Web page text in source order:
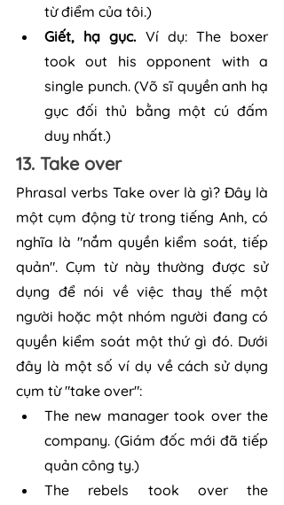
từ điểm của tôi.)
Giết, hạ gục. Ví dụ: The boxer
took out his opponent with a
single punch. (Võ sĩ quyền anh hạ
gục đối thủ bằng một cú đấm
duy nhất.)
13. Take over
Phrasal verbs Take over là gì? Đây là
một cụm động từ trong tiếng Anh, có
nghĩa là "nắm quyền kiểm soát, tiếp
quản". Cụm từ này thường được sử
dụng để nói về việc thay thế một
người hoặc một nhóm người đang có
quyền kiểm soát một thứ gì đó. Dưới
đây là một số ví dụ về cách sử dụng
cụm từ "take over":
The new manager took over the
company. (Giám đốc mới đã tiếp
quản công ty.)
The rebels took over the